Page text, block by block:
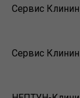
Сервис
Сервис